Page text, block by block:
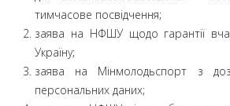
тимчасове посвідчення;
заява на НФШУ щодо гарантії
Україну;
заява на Мінмолодьспорт з
персональних даних;